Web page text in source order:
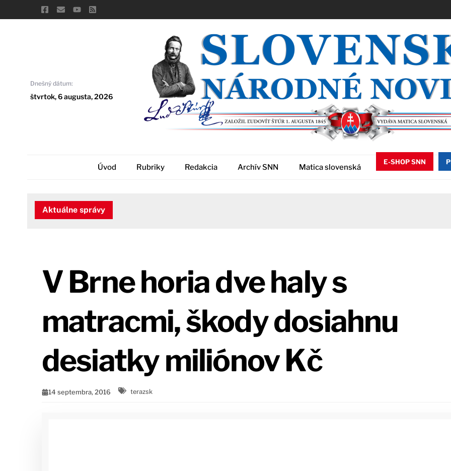
to
Dnešný dátum:
štvrtok, 6 augusta, 2026
Úvod Rubriky Redakcia Archív SNN Matica slovenská
E-SHOP SNN
Aktuálne správy
V Brne horia dve haly s
matracmi, škody dosiahnu
desiatky miliónov Kč
14 septembra, 2016 terazsk